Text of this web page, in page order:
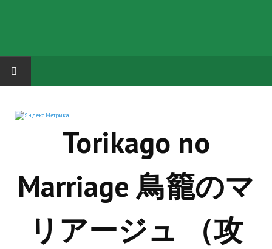
Русская биржа
Aliens vs Predator 2 (Русские субтитры)
Torikago no
Marriage 鳥籠のマ
リアージュ （攻